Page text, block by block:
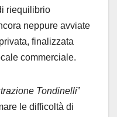
riequilibrio
neppure avviate
finalizzata
commerciale.
Tondinelli”
le difficoltà di